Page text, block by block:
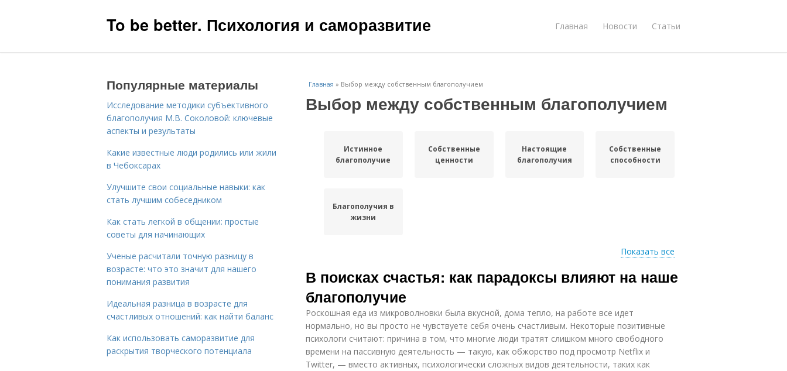
To be better. Психология и саморазвитие Главная Новости Статьи
Главная » Выбор между собственным благополучием
Выбор между собственным благополучием
Истинное
благополучие
Собственные
ценности
Настоящие
благополучия
Собственные
способности
Благополучия в
жизни
Показать все
В поисках счастья: как парадоксы влияют на наше
благополучие
Роскошная еда из микроволновки была вкусной, дома тепло, на работе все идет
нормально, но вы просто не чувствуете себя очень счастливым. Некоторые позитивные
психологи считают: причина в том, что многие люди тратят слишком много свободного
времени на пассивную деятельность — такую, как обжорство под просмотр Netflix и
Twitter, — вместо активных, психологически сложных видов деятельности, таких как
Популярные материалы
Исследование методики субъективного
благополучия М.В. Соколовой: ключевые
аспекты и результаты
Какие известные люди родились или жили
в Чебоксарах
Улучшите свои социальные навыки: как
стать лучшим собеседником
Как стать легкой в общении: простые
советы для начинающих
Ученые расчитали точную разницу в
возрасте: что это значит для нашего
понимания развития
Идеальная разница в возрасте для
счастливых отношений: как найти баланс
Как использовать саморазвитие для
раскрытия творческого потенциала